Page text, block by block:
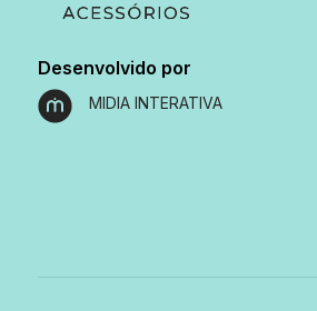
Desenvolvido por
MIDIA INTERATIVA